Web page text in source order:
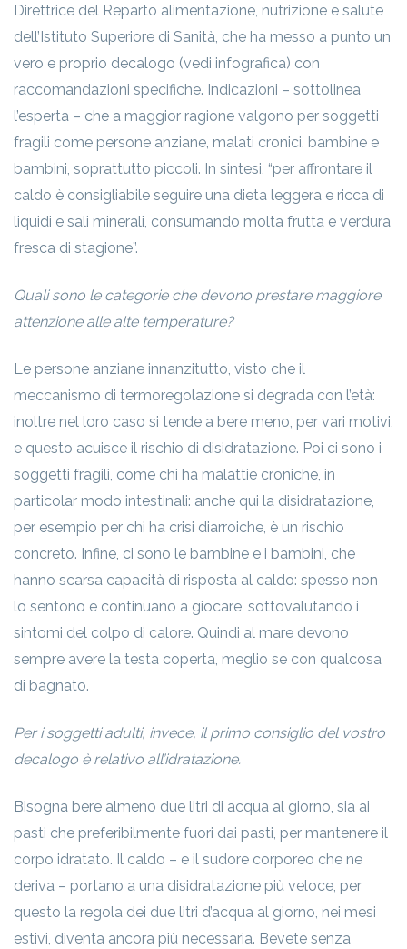
Direttrice del Reparto alimentazione, nutrizione e salute
dell’Istituto Superiore di Sanità, che ha messo a punto un
vero e proprio decalogo (vedi infografica) con
raccomandazioni specifiche. Indicazioni – sottolinea
l’esperta – che a maggior ragione valgono per soggetti
fragili come persone anziane, malati cronici, bambine e
bambini, soprattutto piccoli. In sintesi, “per affrontare il
caldo è consigliabile seguire una dieta leggera e ricca di
liquidi e sali minerali, consumando molta frutta e verdura
fresca di stagione”.
Quali sono le categorie che devono prestare maggiore
attenzione alle alte temperature?
Le persone anziane innanzitutto, visto che il
meccanismo di termoregolazione si degrada con l’età:
inoltre nel loro caso si tende a bere meno, per vari motivi,
e questo acuisce il rischio di disidratazione. Poi ci sono i
soggetti fragili, come chi ha malattie croniche, in
particolar modo intestinali: anche qui la disidratazione,
per esempio per chi ha crisi diarroiche, è un rischio
concreto. Infine, ci sono le bambine e i bambini, che
hanno scarsa capacità di risposta al caldo: spesso non
lo sentono e continuano a giocare, sottovalutando i
sintomi del colpo di calore. Quindi al mare devono
sempre avere la testa coperta, meglio se con qualcosa
di bagnato.
Per i soggetti adulti, invece, il primo consiglio del vostro
decalogo è relativo all’idratazione.
Bisogna bere almeno due litri di acqua al giorno, sia ai
pasti che preferibilmente fuori dai pasti, per mantenere il
corpo idratato. Il caldo – e il sudore corporeo che ne
deriva – portano a una disidratazione più veloce, per
questo la regola dei due litri d’acqua al giorno, nei mesi
estivi, diventa ancora più necessaria. Bevete senza